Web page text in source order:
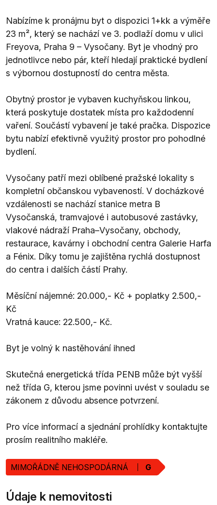
Nabízíme k pronájmu byt o dispozici 1+kk a výměře
23 m², který se nachází ve 3. podlaží domu v ulici
Freyova, Praha 9 – Vysočany. Byt je vhodný pro
jednotlivce nebo pár, kteří hledají praktické bydlení
s výbornou dostupností do centra města.
Obytný prostor je vybaven kuchyňskou linkou,
která poskytuje dostatek místa pro každodenní
vaření. Součástí vybavení je také pračka. Dispozice
bytu nabízí efektivně využitý prostor pro pohodlné
bydlení.
Vysočany patří mezi oblíbené pražské lokality s
kompletní občanskou vybaveností. V docházkové
vzdálenosti se nachází stanice metra B
Vysočanská, tramvajové i autobusové zastávky,
vlakové nádraží Praha–Vysočany, obchody,
restaurace, kavárny i obchodní centra Galerie Harfa
a Fénix. Díky tomu je zajištěna rychlá dostupnost
do centra i dalších částí Prahy.
Měsíční nájemné: 20.000,- Kč + poplatky 2.500,-
Kč
Vratná kauce: 22.500,- Kč.
Byt je volný k nastěhování ihned
Skutečná energetická třída PENB může být vyšší
než třída G, kterou jsme povinni uvést v souladu se
zákonem z důvodu absence potvrzení.
Pro více informací a sjednání prohlídky kontaktujte
prosím realitního makléře.
MIMOŘÁDNĚ NEHOSPODÁRNÁ G
Údaje k nemovitosti